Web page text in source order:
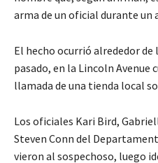
arma de un oficial durante un
El hecho ocurrió alrededor de
pasado, en la Lincoln Avenue
llamada de una tienda local
Los oficiales Kari Bird,
Steven Conn del
vieron al sospechoso, luego